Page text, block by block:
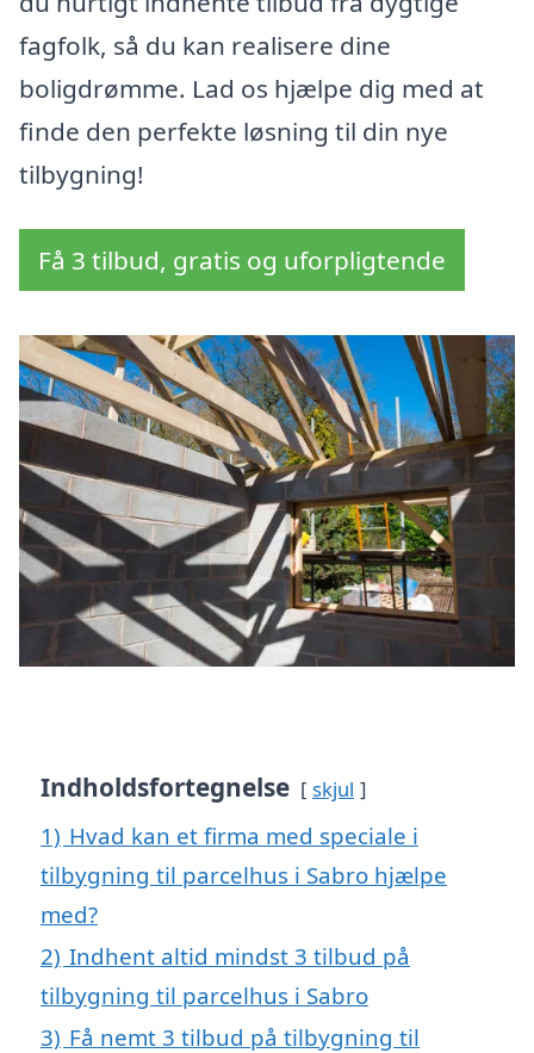
fagfolk, så du kan realisere dine
boligdrømme. Lad os hjælpe dig med at
finde den perfekte løsning til din nye
tilbygning!
Få 3 tilbud, gratis og uforpligtende
Indholdsfortegnelse skjul
1) Hvad kan et firma med speciale i
tilbygning til parcelhus i Sabro hjælpe
med?
2) Indhent altid mindst 3 tilbud på
tilbygning til parcelhus i Sabro
3) Få nemt 3 tilbud på tilbygning til